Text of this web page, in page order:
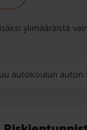
ylimääräistä
autokoulun auton